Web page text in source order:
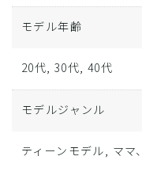
モデル年齢
20代, 30代, 40代
モデルジャンル
ティーンモデル, マ